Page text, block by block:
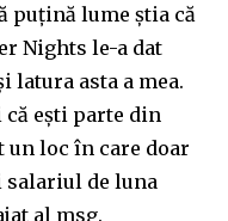
puțină lume știa că
Nights le-a dat
latura asta a mea.
că ești parte din
un loc în care doar
salariul de luna
al msg.